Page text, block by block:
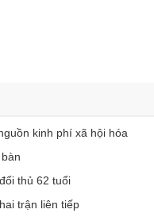
kinh phí xã hội hóa
thủ 62 tuổi
trận liên tiếp